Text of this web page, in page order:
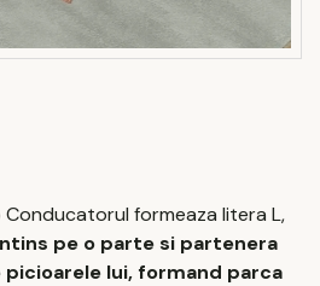
formeaza litera L,
pe o parte si partenera
lui, formand parca